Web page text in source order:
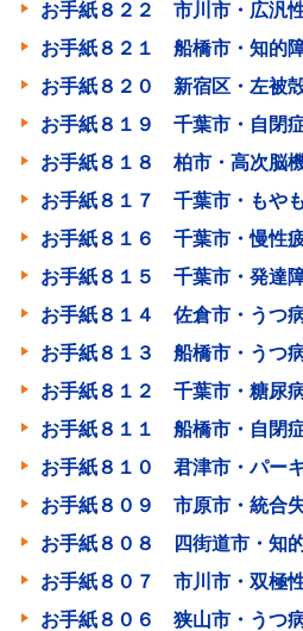
お手紙８２２ 市川市・広汎
お手紙８２１ 船橋市・知的
お手紙８２０ 新宿区・左被
お手紙８１９ 千葉市・自閉
お手紙８１８ 柏市・高次脳
お手紙８１７ 千葉市・もや
お手紙８１６ 千葉市・慢性
お手紙８１５ 千葉市・発達
お手紙８１４ 佐倉市・うつ
お手紙８１３ 船橋市・うつ
お手紙８１２ 千葉市・糖尿
お手紙８１１ 船橋市・自閉
お手紙８１０ 君津市・パー
お手紙８０９ 市原市・統合
お手紙８０８ 四街道市・知
お手紙８０７ 市川市・双極
お手紙８０６ 狭山市・うつ